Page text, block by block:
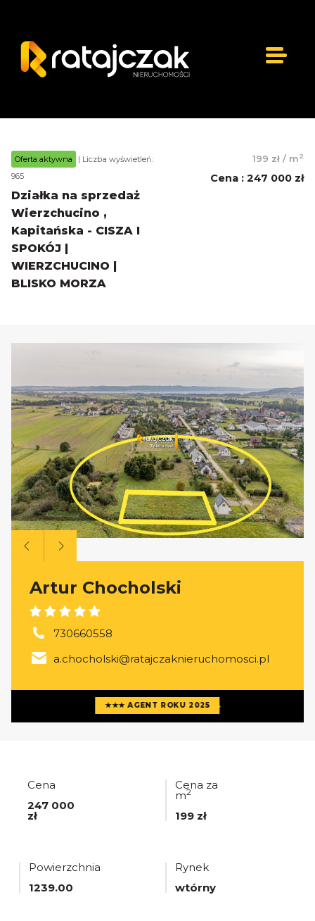
Oferta aktywna
| Liczba wyświetleń:
965
Działka na sprzedaż
Wierzchucino ,
Kapitańska - CISZA I
SPOKÓJ |
WIERZCHUCINO |
BLISKO MORZA
199 zł / m2
Cena : 247 000 zł
★★★ AGENT ROKU 2025
Artur Chocholski
730660558
a.chocholski@ratajczaknieruchomosci.pl
Więcej ofertagenta
Cena
247 000
zł
Cena za
m2
199 zł
Powierzchnia
1239.00
Rynek
wtórny